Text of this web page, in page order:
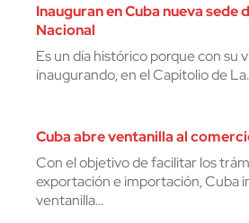
Inauguran en Cuba nueva sede
Nacional
Es un día histórico porque con su
inaugurando, en el Capitolio de
Cuba abre ventanilla al
Con el objetivo de facilitar los
exportación e importación, Cuba
ventanilla…